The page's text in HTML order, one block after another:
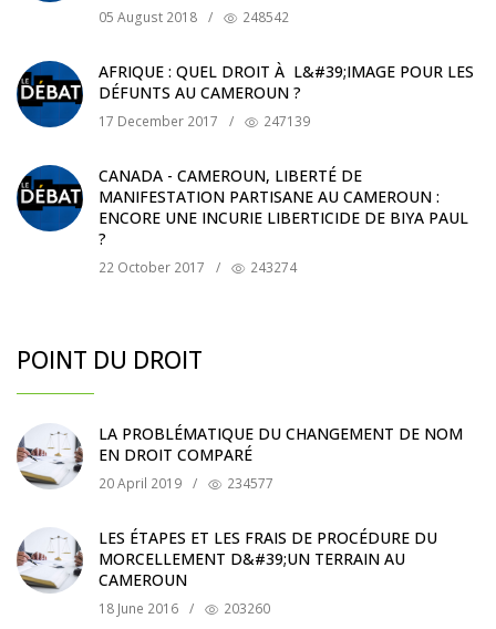
05 August 2018 / 248542
AFRIQUE : QUEL DROIT À L&#39;IMAGE POUR LES
DÉFUNTS AU CAMEROUN ?
17 December 2017 / 247139
CANADA - CAMEROUN, LIBERTÉ DE
MANIFESTATION PARTISANE AU CAMEROUN :
ENCORE UNE INCURIE LIBERTICIDE DE BIYA PAUL
?
22 October 2017 / 243274
POINT DU DROIT
LA PROBLÉMATIQUE DU CHANGEMENT DE NOM
EN DROIT COMPARÉ
20 April 2019 / 234577
LES ÉTAPES ET LES FRAIS DE PROCÉDURE DU
MORCELLEMENT D&#39;UN TERRAIN AU
CAMEROUN
18 June 2016 / 203260